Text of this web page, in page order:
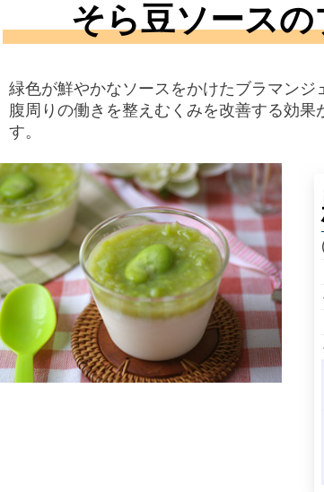
そら豆ソース
緑色が鮮やかなソースをかけたブラマン
腹周りの働きを整えむくみを改善する効
す。